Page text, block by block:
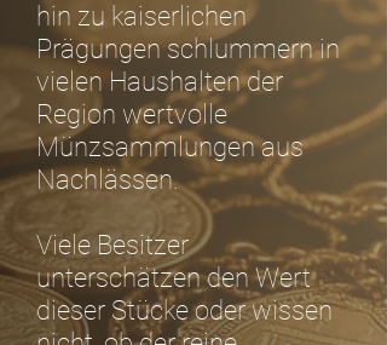
hin zu kaiserlichen
Prägungen schlummern in
vielen Haushalten der
Region wertvolle
Münzsammlungen aus
Nachlässen.
Viele Besitzer
unterschätzen den Wert
dieser Stücke oder wissen